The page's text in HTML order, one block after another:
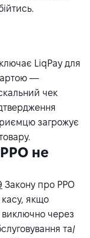
LiqPay для
—
чек
загрожує
не
Закону про РРО
касу, якщо
виключно через
та/